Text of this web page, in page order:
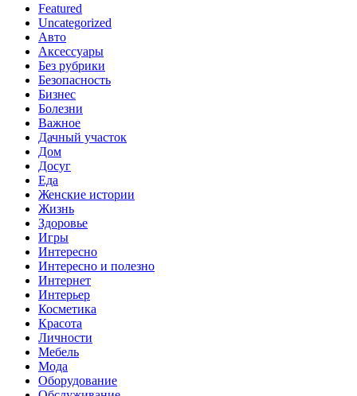
Featured
Uncategorized
Авто
Аксессуары
Без рубрики
Безопасность
Бизнес
Болезни
Важное
Дачный участок
Дом
Досуг
Еда
Женские истории
Жизнь
Здоровье
Игры
Интересно
Интересно и полезно
Интернет
Интерьер
Косметика
Красота
Личности
Мебель
Мода
Оборудование